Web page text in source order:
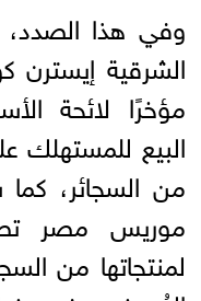
وفي هذا الصدد،
الشرقية إيسترن
مؤخرًا لائحة
البيع للمستهلك
من السجائر،
موريس مصر
لمنتجاتها من